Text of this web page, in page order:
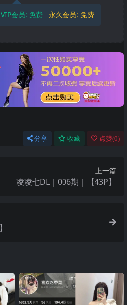
VIP会员: 免费 永久会员: 免费
分享 收藏 点赞(0)
上一篇
凌凌七DL｜006期｜【43P】